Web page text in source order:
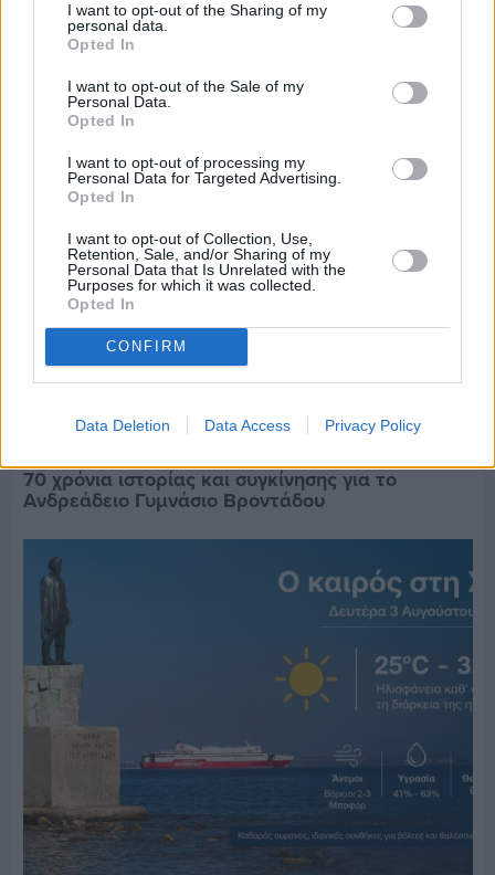
I want to opt-out of the Sharing of my
personal data.
Opted In
I want to opt-out of the Sale of my
Personal Data.
Opted In
I want to opt-out of processing my
Personal Data for Targeted Advertising.
Opted In
I want to opt-out of Collection, Use,
Retention, Sale, and/or Sharing of my
Personal Data that Is Unrelated with the
Purposes for which it was collected.
Opted In
CONFIRM
Data Deletion Data Access Privacy Policy
Πριν 3 ημέρες
Παραμονή Δεκαπενταύγουστου με μεγάλο
70 χρόνια ιστορίας και συγκίνησης για το
Ανδρεάδειο Γυμνάσιο Βροντάδου